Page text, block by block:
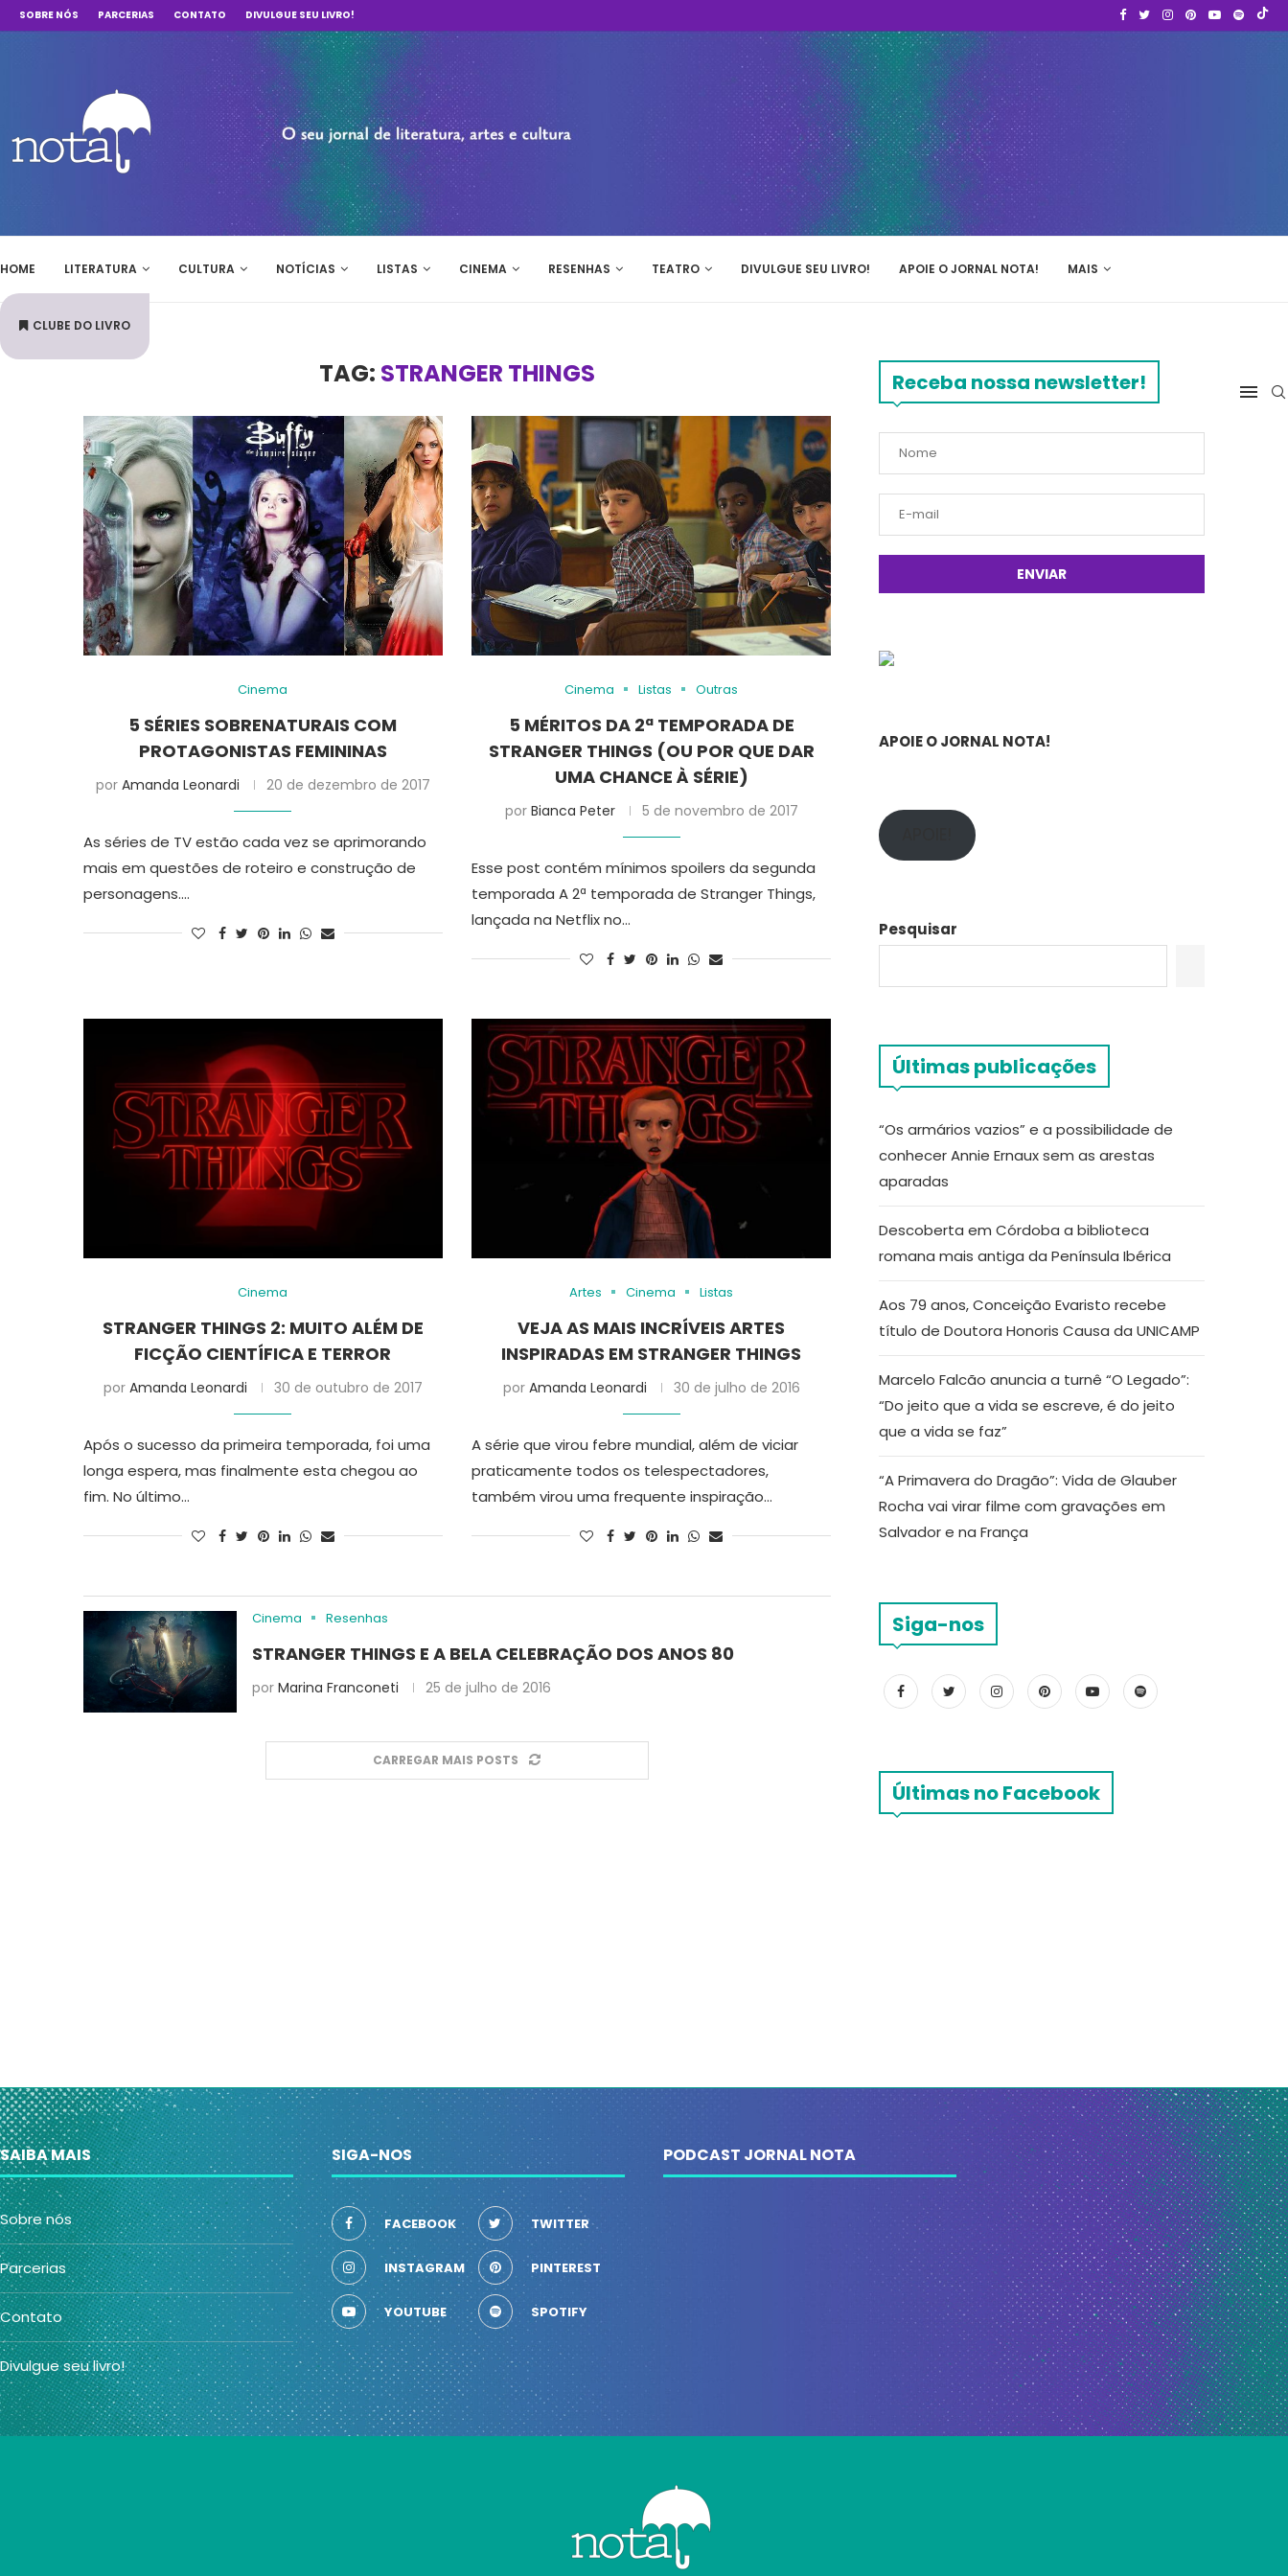
SOBRE NÓS PARCERIAS CONTATO DIVULGUE SEU LIVRO!
HOME LITERATURA CULTURA NOTÍCIAS LISTAS CINEMA RESENHAS TEATRO DIVULGUE SEU LIVRO! APOIE O JORNAL NOTA! MAIS
CLUBE DO LIVRO
TAG: STRANGER THINGS
Cinema
5 SÉRIES SOBRENATURAIS COM
PROTAGONISTAS FEMININAS
por Amanda Leonardi 20 de dezembro de 2017
As séries de TV estão cada vez se aprimorando
mais em questões de roteiro e construção de
personagens.…
Cinema Listas Outras
5 MÉRITOS DA 2ª TEMPORADA DE
STRANGER THINGS (OU POR QUE DAR
UMA CHANCE À SÉRIE)
por Bianca Peter 5 de novembro de 2017
Esse post contém mínimos spoilers da segunda
temporada A 2ª temporada de Stranger Things,
lançada na Netflix no…
Cinema
STRANGER THINGS 2: MUITO ALÉM DE
FICÇÃO CIENTÍFICA E TERROR
por Amanda Leonardi 30 de outubro de 2017
Após o sucesso da primeira temporada, foi uma
longa espera, mas finalmente esta chegou ao
fim. No último…
Artes Cinema Listas
VEJA AS MAIS INCRÍVEIS ARTES
INSPIRADAS EM STRANGER THINGS
por Amanda Leonardi 30 de julho de 2016
A série que virou febre mundial, além de viciar
praticamente todos os telespectadores,
também virou uma frequente inspiração…
Cinema Resenhas
STRANGER THINGS E A BELA CELEBRAÇÃO DOS ANOS 80
por Marina Franconeti 25 de julho de 2016
CARREGAR MAIS POSTS
Receba nossa newsletter!
APOIE O JORNAL NOTA!
Pesquisar
Últimas publicações
“Os armários vazios” e a possibilidade de
conhecer Annie Ernaux sem as arestas
aparadas
Descoberta em Córdoba a biblioteca
romana mais antiga da Península Ibérica
Aos 79 anos, Conceição Evaristo recebe
título de Doutora Honoris Causa da UNICAMP
Marcelo Falcão anuncia a turnê “O Legado”:
“Do jeito que a vida se escreve, é do jeito
que a vida se faz”
“A Primavera do Dragão”: Vida de Glauber
Rocha vai virar filme com gravações em
Salvador e na França
Siga-nos
Últimas no Facebook
SAIBA MAIS
Sobre nós
Parcerias
Contato
Divulgue seu livro!
SIGA-NOS
FACEBOOK TWITTER
INSTAGRAM PINTEREST
YOUTUBE SPOTIFY
PODCAST JORNAL NOTA